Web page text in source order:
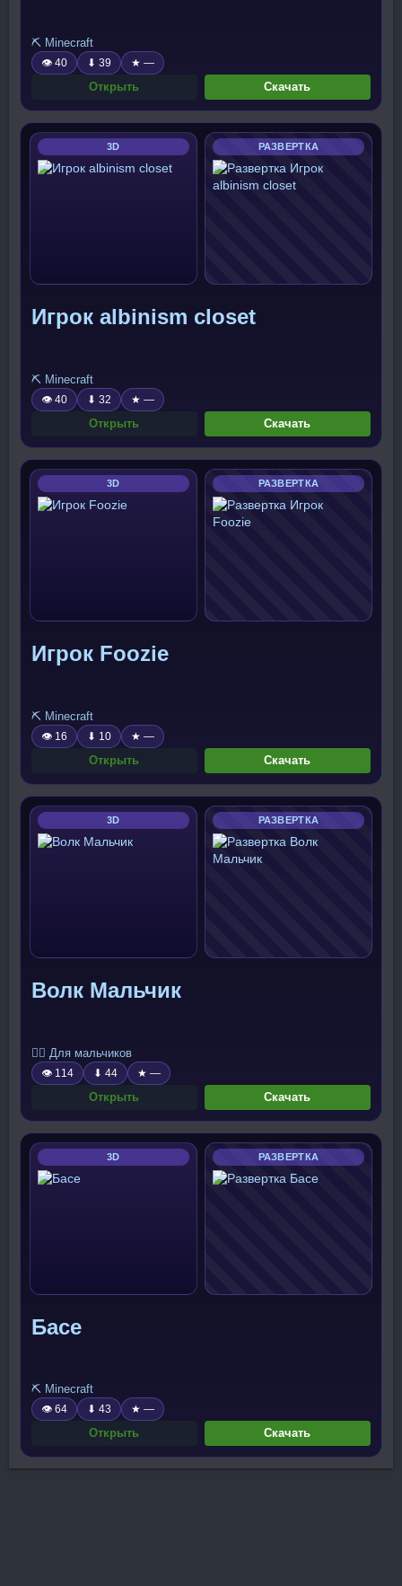
⛏️ Minecraft
👁 40 ⬇ 39 ★ —
Открыть Скачать
3D РАЗВЕРТКА
Игрок albinism closet
⛏️ Minecraft
👁 40 ⬇ 32 ★ —
Открыть Скачать
3D РАЗВЕРТКА
Игрок Foozie
⛏️ Minecraft
👁 16 ⬇ 10 ★ —
Открыть Скачать
3D РАЗВЕРТКА
Волк Мальчик
🧍‍♂️ Для мальчиков
👁 114 ⬇ 44 ★ —
Открыть Скачать
3D РАЗВЕРТКА
Басе
⛏️ Minecraft
👁 64 ⬇ 43 ★ —
Открыть Скачать